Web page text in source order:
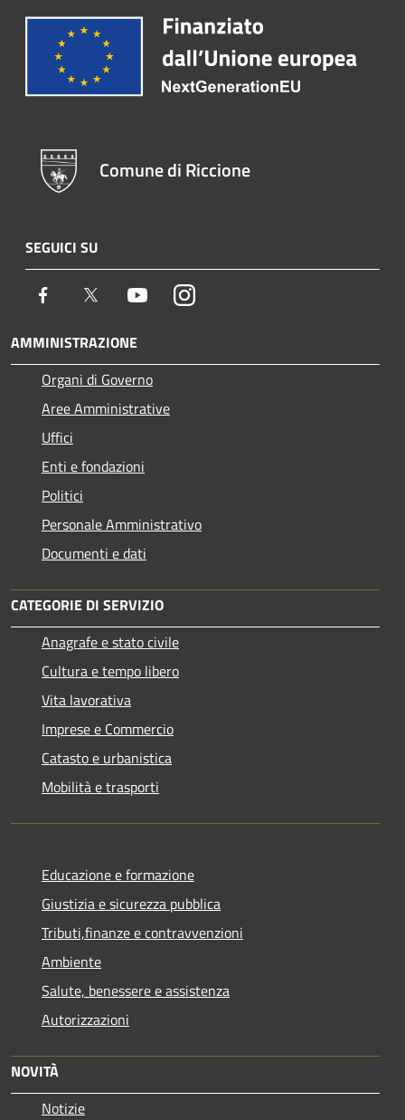
Comune di Riccione
SEGUICI SU
Facebook Twitter YoutubeInstagram
AMMINISTRAZIONE
Organi di Governo
Aree Amministrative
Uffici
Enti e fondazioni
Politici
Personale Amministrativo
Documenti e dati
CATEGORIE DI SERVIZIO
Anagrafe e stato civile
Cultura e tempo libero
Vita lavorativa
Imprese e Commercio
Catasto e urbanistica
Mobilità e trasporti
Educazione e formazione
Giustizia e sicurezza pubblica
Tributi,finanze e contravvenzioni
Ambiente
Salute, benessere e assistenza
Autorizzazioni
NOVITÀ
Notizie